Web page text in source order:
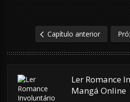
Capítulo anterior
Ler Romance
Mangá Online